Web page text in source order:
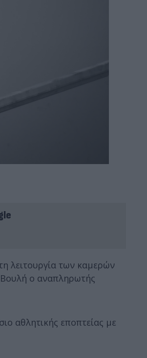
λειτουργία των καμερών
ο αναπληρωτής
αθλητικής εποπτείας με